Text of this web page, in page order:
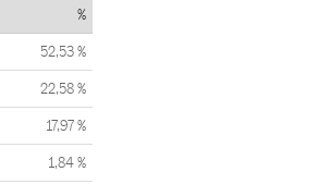
%
52,53 %
22,58 %
17,97 %
1,84 %